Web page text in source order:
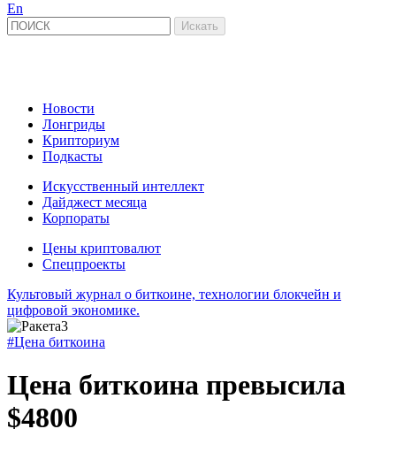
En
Новости
Лонгриды
Крипториум
Подкасты
Искусственный интеллект
Дайджест месяца
Корпораты
Цены криптовалют
Спецпроекты
Культовый журнал о биткоине, технологии блокчейн и
цифровой экономике.
#Цена биткоина
Цена биткоина превысила
$4800